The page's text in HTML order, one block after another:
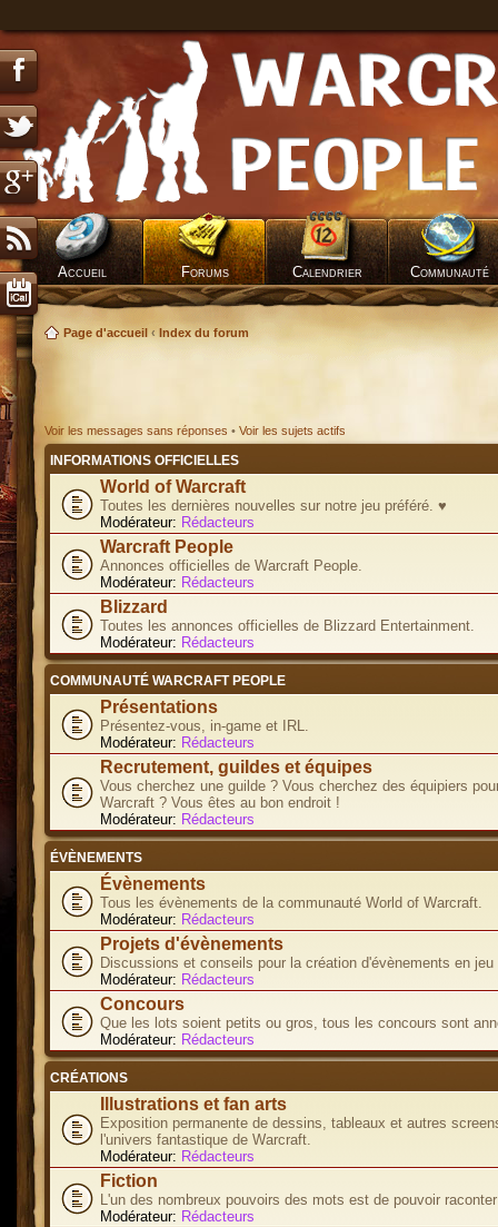
Accueil Forums Calendrier Communauté
Page d'accueil ‹ Index du forum
Voir les messages sans réponses • Voir les sujets actifs
INFORMATIONS OFFICIELLES
World of Warcraft
Toutes les dernières nouvelles sur notre jeu préféré. ♥
Modérateur: Rédacteurs
Warcraft People
Annonces officielles de Warcraft People.
Modérateur: Rédacteurs
Blizzard
Toutes les annonces officielles de Blizzard Entertainment.
Modérateur: Rédacteurs
COMMUNAUTÉ WARCRAFT PEOPLE
Présentations
Présentez-vous, in-game et IRL.
Modérateur: Rédacteurs
Recrutement, guildes et équipes
Vous cherchez une guilde ? Vous cherchez des équipiers
Warcraft ? Vous êtes au bon endroit !
Modérateur: Rédacteurs
ÉVÈNEMENTS
Évènements
Tous les évènements de la communauté World of Warcraft.
Modérateur: Rédacteurs
Projets d'évènements
Discussions et conseils pour la création d'évènements en jeu
Modérateur: Rédacteurs
Concours
Que les lots soient petits ou gros, tous les concours sont
Modérateur: Rédacteurs
CRÉATIONS
Illustrations et fan arts
Exposition permanente de dessins, tableaux et autres
l'univers fantastique de Warcraft.
Modérateur: Rédacteurs
Fiction
L'un des nombreux pouvoirs des mots est de pouvoir
Modérateur: Rédacteurs